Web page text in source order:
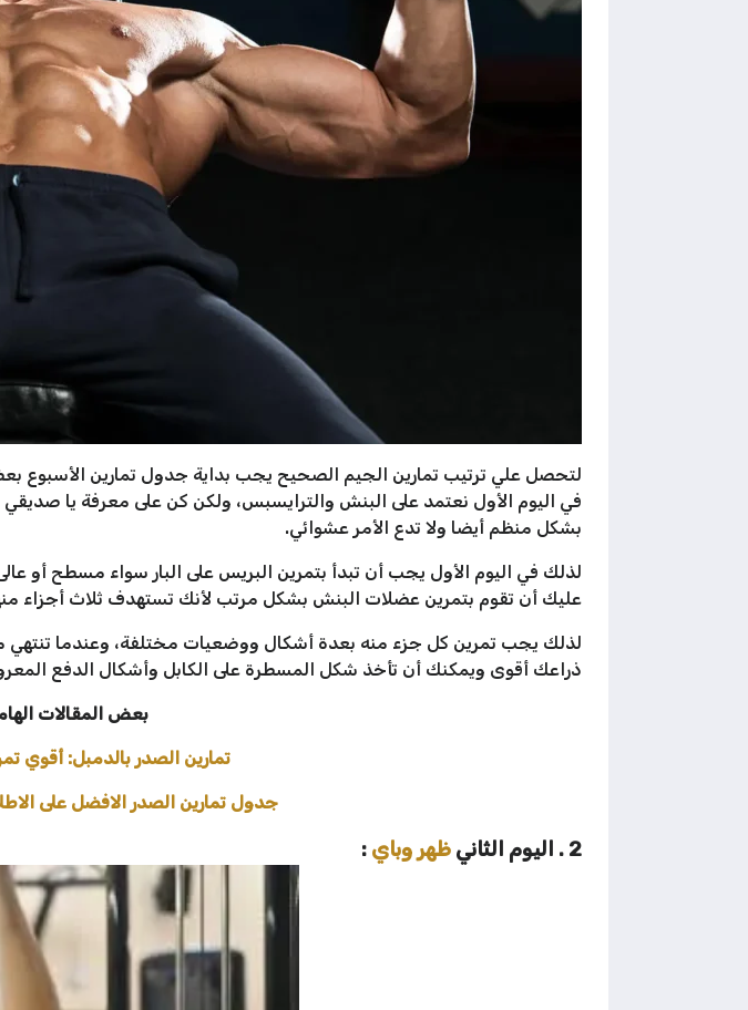
لتحصل علي ترتيب تمارين الجيم الصحيح يجب بداية جدول تمارين الأسبوع
في اليوم الأول نعتمد على البنش والترايسبس، ولكن كن على معرفة يا
بشكل منظم أيضا ولا تدع الأمر عشوائي.
لذلك في اليوم الأول يجب أن تبدأ بتمرين البريس على البار سواء مسطح أو
عليك أن تقوم بتمرين عضلات البنش بشكل مرتب لأنك تستهدف ثلاث أجزاء
لذلك يجب تمرين كل جزء منه بعدة أشكال ووضعيات مختلفة، وعندما تنتهي
ذراعك أقوى ويمكنك أن تأخذ شكل المسطرة على الكابل وأشكال الدفع
بعض المقالات
تمارين الصدر بالدمبل: أقوي
جدول تمارين الصدر الافضل على
2 . اليوم الثاني ظهر وباي :